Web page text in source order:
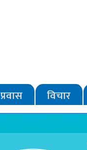
प्रवास विचार